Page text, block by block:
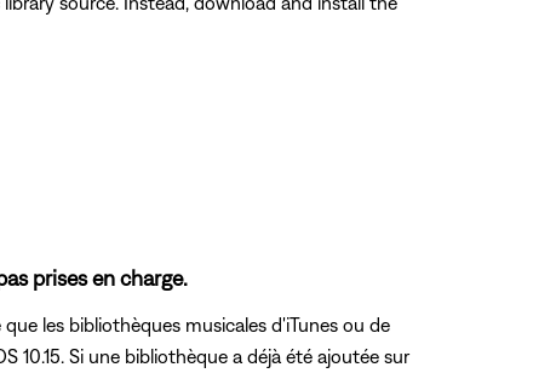
prises en charge.
les bibliothèques musicales d'iTunes ou de
Si une bibliothèque a déjà été ajoutée sur